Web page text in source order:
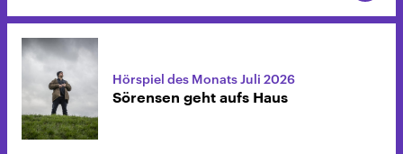
Hörspiel des Monats Juli 2026
Sörensen geht aufs Haus